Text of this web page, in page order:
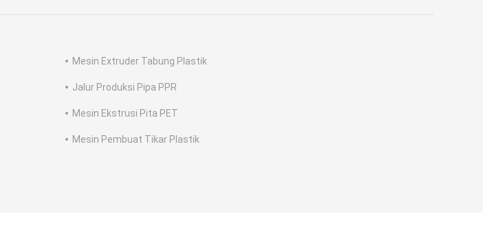
Mesin Extruder Tabung Plastik
Jalur Produksi Pipa PPR
Mesin Ekstrusi Pita PET
Mesin Pembuat Tikar Plastik